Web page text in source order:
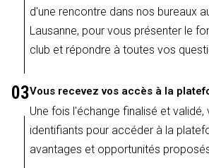
d'une rencontre dans nos bureaux
Lausanne, pour vous présenter le
club et répondre à toutes vos
03Vous recevez vos accès à la
Une fois l'échange finalisé et
identifiants pour accéder à la
avantages et opportunités